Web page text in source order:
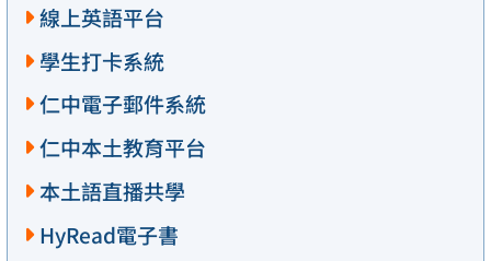
線上英語平台
學生打卡系統
仁中電子郵件系統
仁中本土教育平台
本土語直播共學
HyRead電子書